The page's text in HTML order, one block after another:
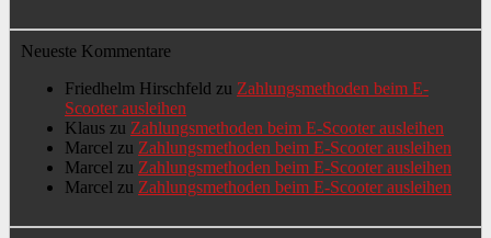
Neueste Kommentare
Friedhelm Hirschfeld zu Zahlungsmethoden beim E-
Scooter ausleihen
Klaus zu Zahlungsmethoden beim E-Scooter ausleihen
Marcel zu Zahlungsmethoden beim E-Scooter ausleihen
Marcel zu Zahlungsmethoden beim E-Scooter ausleihen
Marcel zu Zahlungsmethoden beim E-Scooter ausleihen